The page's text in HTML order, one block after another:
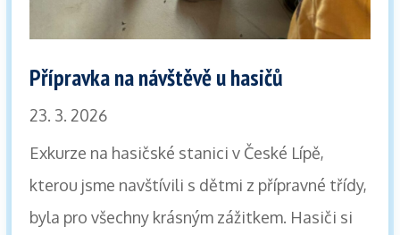
Přípravka na návštěvě u hasičů
23. 3. 2026
Exkurze na hasičské stanici v České Lípě,
kterou jsme navštívili s dětmi z přípravné třídy,
byla pro všechny krásným zážitkem. Hasiči si